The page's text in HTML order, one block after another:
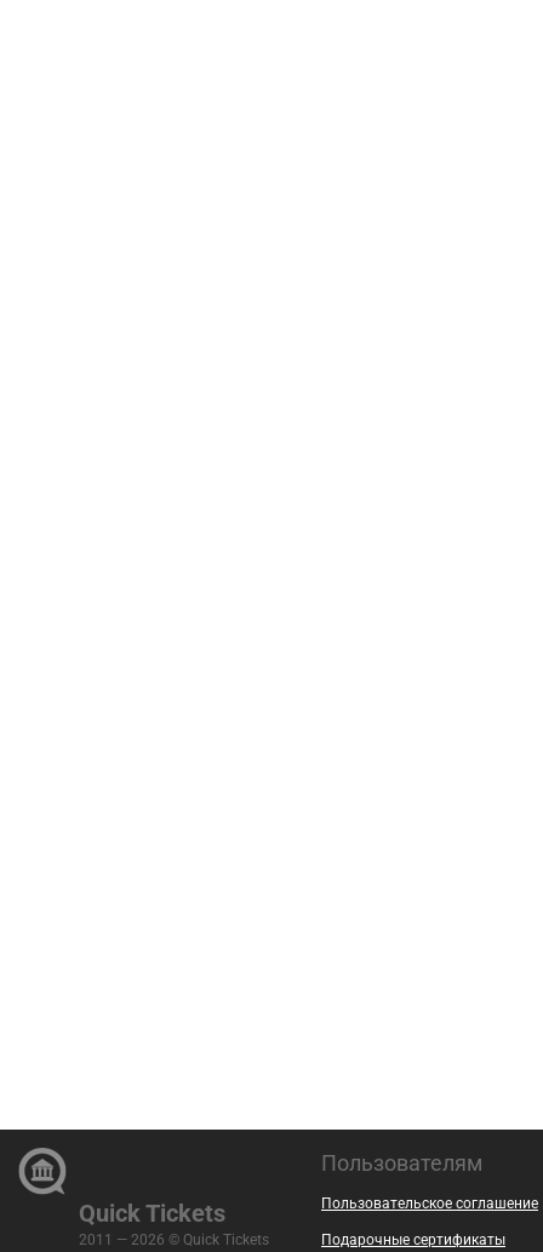
Quick Tickets
2011 — 2026 © Quick Tickets
Пользователям
Пользовательское соглашение
Подарочные сертификаты